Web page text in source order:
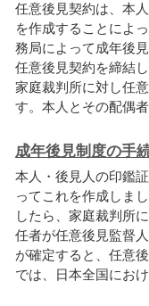
任意後見契約は、本
を作成することによ
務局によって成年後
任意後見契約を締結
家庭裁判所に対し任
す。本人とその配偶
成年後見制度の手
本人・後見人の印鑑
ってこれを作成しま
したら、家庭裁判所
任者が任意後見監督
が確定すると、任意
では、日本全国にお